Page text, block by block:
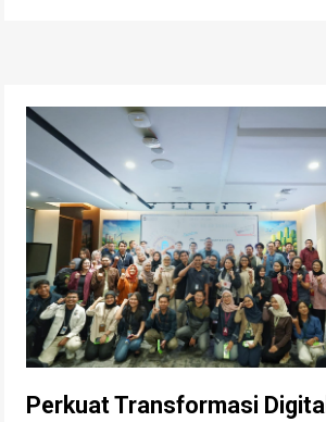
Perkuat Transformasi Digital